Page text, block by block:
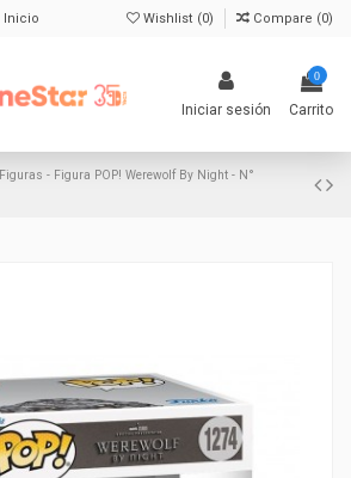
Inicio Wishlist (0) Compare (0)
Iniciar sesión
0
Carrito
Figuras - Figura POP! Werewolf By Night - N°